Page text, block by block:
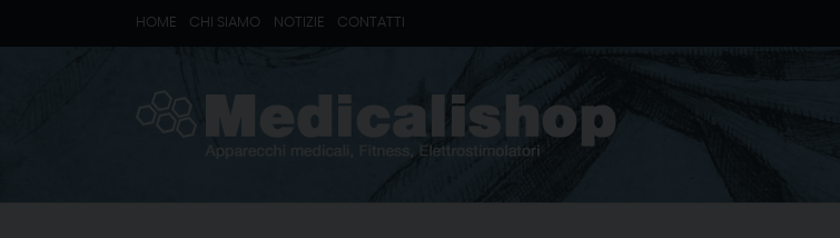
HOME CHI SIAMO NOTIZIE CONTATTI